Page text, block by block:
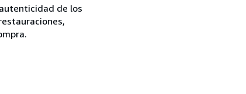
de los